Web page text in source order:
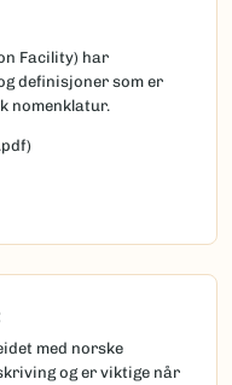
Facility) har
definisjoner som er
nomenklatur.
med norske
og er viktige når